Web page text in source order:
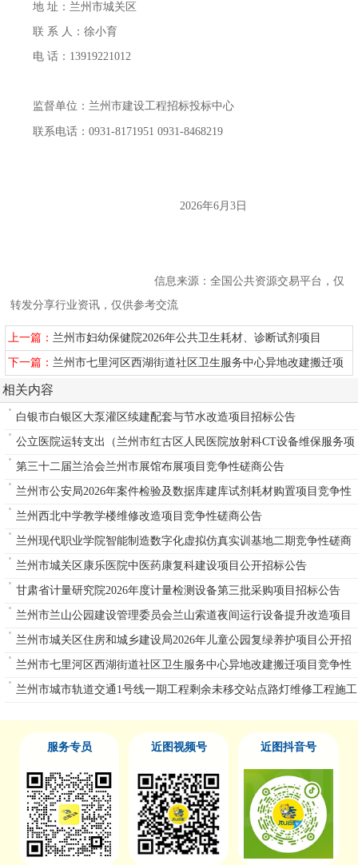
地 址：兰州市城关区
联 系 人：徐小育
电 话： 13919221012
监督单位：兰州市建设工程招标投标中心
联系电话：0931-8171951 0931-8468219
2026年6月3日
信息来源：全国公共资源交易平台，仅
转发分享行业资讯，仅供参考交流
上一篇： 兰州市妇幼保健院2026年公共卫生耗材、诊断试剂项目
下一篇： 兰州市七里河区西湖街道社区卫生服务中心异地改建搬迁项
目竞争性磋商公告
相关内容
白银市白银区大泵灌区续建配套与节水改造项目招标公告
公立医院运转支出（兰州市红古区人民医院放射科CT设备维保服务项
目）
第三十二届兰洽会兰州市展馆布展项目竞争性磋商公告
兰州市公安局2026年案件检验及数据库建库试剂耗材购置项目竞争性
磋商公告
兰州西北中学教学楼维修改造项目竞争性磋商公告
兰州现代职业学院智能制造数字化虚拟仿真实训基地二期竞争性磋商
公告
兰州市城关区康乐医院中医药康复科建设项目公开招标公告
甘肃省计量研究院2026年度计量检测设备第三批采购项目招标公告
兰州市兰山公园建设管理委员会兰山索道夜间运行设备提升改造项目
单一来源公告
兰州市城关区住房和城乡建设局2026年儿童公园复绿养护项目公开招
标公告
兰州市七里河区西湖街道社区卫生服务中心异地改建搬迁项目竞争性
磋商公告
兰州市城市轨道交通1号线一期工程剩余未移交站点路灯维修工程施工
服务专员 近图视频号 近图抖音号